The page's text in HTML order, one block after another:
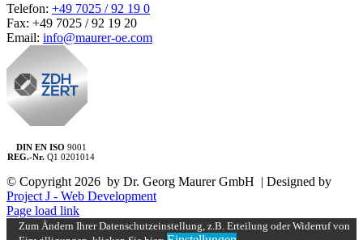
Telefon: +49 7025 / 92 19 0
Fax: +49 7025 / 92 19 20
Email: info@maurer-oe.com
DIN EN ISO 9001
REG.-Nr. Q1 0201014
© Copyright 2026 by Dr. Georg Maurer GmbH | Designed by
Project J - Web Development
Page load link
Zum Ändern Ihrer Datenschutzeinstellung, z.B. Erteilung oder Widerruf von